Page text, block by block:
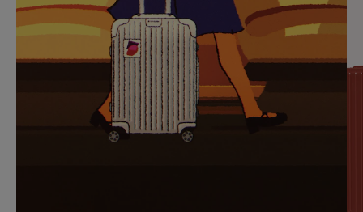
LO PARA
ATIVÁ-
LO